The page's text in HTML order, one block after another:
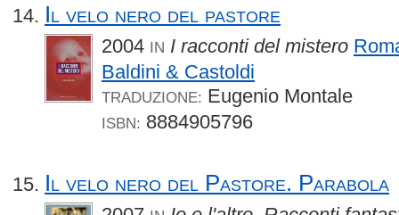
Il velo nero del pastore
2004 IN I racconti del mistero
Baldini & Castoldi
TRADUZIONE: Eugenio Montale
ISBN: 8884905796
Il velo nero del Pastore. Parabola